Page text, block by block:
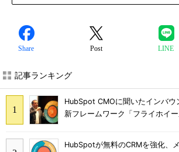
Share Post LINE
記事ランキング
HubSpot CMOに聞いたインバウ
新フレームワーク「フライホイ
HubSpotが無料のCRMを強化、